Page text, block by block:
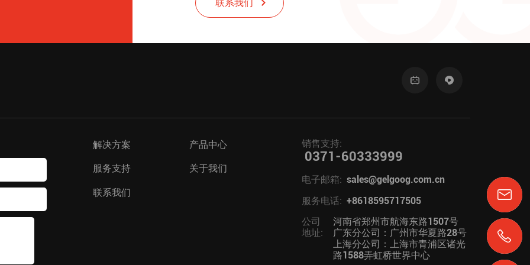
联系我们
解决方案 产品中心
服务支持 关于我们
联系我们
销售支持:
0371-60333999
电子邮箱: sales@gelgoog.com.cn
服务电话: +8618595717505
公司
地址:
河南省郑州市航海东路1507号
广东分公司：广州市华夏路28号
上海分公司：上海市青浦区诸光
路1588弄虹桥世界中心